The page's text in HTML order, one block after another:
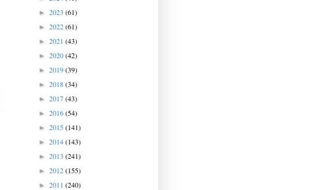
► 2023 (61)
► 2022(61)
► 2021 (43)
► 2020(42)
► 2019(39)
► 2018(34)
► 2017(43)
► 2016(54)
► 2015(141)
► 2014(143)
► 2013 (241)
► 2012(155)
► 2011 (240)